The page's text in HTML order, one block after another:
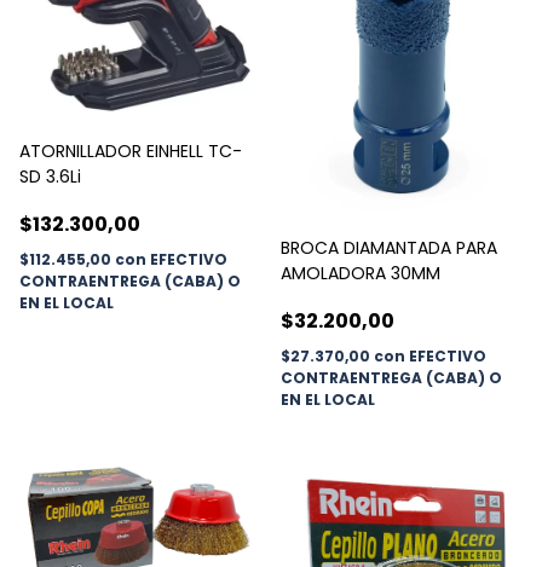
ATORNILLADOR EINHELL TC-
SD 3.6Li
$132.300,00
$112.455,00 con EFECTIVO
CONTRAENTREGA (CABA) O
EN EL LOCAL
BROCA DIAMANTADA PARA
AMOLADORA 30MM
$32.200,00
$27.370,00 con EFECTIVO
CONTRAENTREGA (CABA) O
EN EL LOCAL